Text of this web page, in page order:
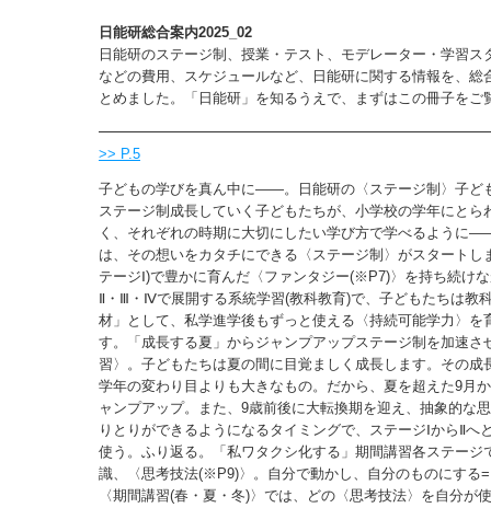
日能研総合案内2025_02
日能研のステージ制、授業・テスト、モデレーター・学習ス
などの費用、スケジュールなど、日能研に関する情報を、総
とめました。「日能研」を知るうえで、まずはこの冊子をご
>> P.5
子どもの学びを真ん中に――。日能研の〈ステージ制〉子ど
ステージ制成長していく子どもたちが、小学校の学年にとら
く、それぞれの時期に大切にしたい学び方で学べるように
は、その想いをカタチにできる〈ステージ制〉がスタートし
テージⅠ)で豊かに育んだ〈ファンタジー(※P7)〉を持ち続け
Ⅱ・Ⅲ・Ⅳで展開する系統学習(教科教育)で、子どもたちは教
材」として、私学進学後もずっと使える〈持続可能学力〉を
す。「成長する夏」からジャンプアップステージ制を加速さ
習〉。子どもたちは夏の間に目覚ましく成長します。その成
学年の変わり目よりも大きなもの。だから、夏を超えた9月
ャンプアップ。また、9歳前後に大転換期を迎え、抽象的な
りとりができるようになるタイミングで、ステージⅠからⅡへ
使う。ふり返る。「私ワタクシ化する」期間講習各ステージ
識、〈思考技法(※P9)〉。自分で動かし、自分のものにする
〈期間講習(春・夏・冬)〉では、どの〈思考技法〉を自分が